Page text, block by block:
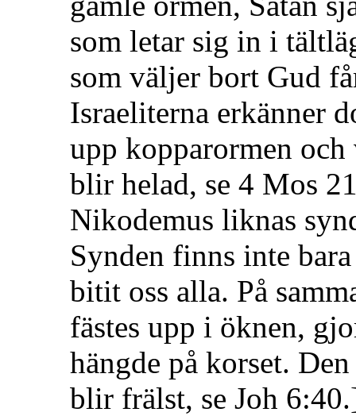
som letar sig in i
som väljer bort Gud
Israeliterna erkänner
upp kopparormen och
blir helad, se 4 Mos
Nikodemus liknas
Synden finns inte
bitit oss alla. På
fästes upp i öknen,
hängde på korset.
blir frälst, se Joh